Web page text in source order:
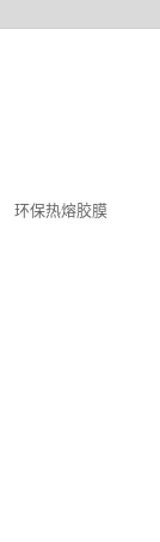
环保热熔胶膜